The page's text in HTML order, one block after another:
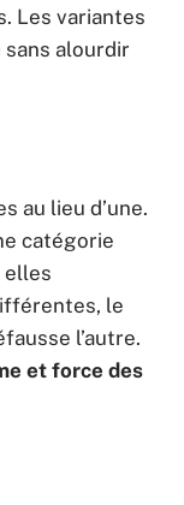
Les variantes
alourdir
au lieu d’une.
catégorie
elles
le
l’autre.
et force des